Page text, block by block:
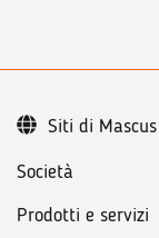
Società
Prodotti e servizi
Siti di Mascus